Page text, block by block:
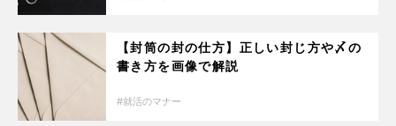
【封筒の封の仕方】正しい封じ方や〆の
書き方を画像で解説
就活のマナー